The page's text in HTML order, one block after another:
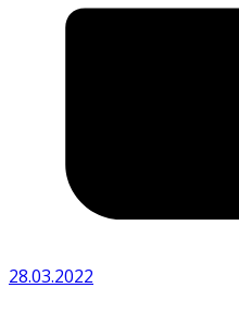
28.03.2022